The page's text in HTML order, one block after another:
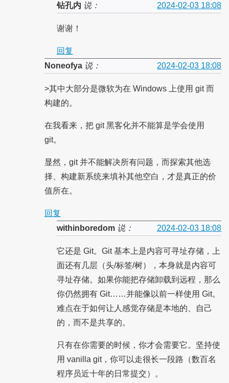
钻孔内 说： 2024-02-03 18:08
谢谢！
回复
Noneofya说： 2024-02-03 18:08
>其中大部分是微软为在 Windows 上使用 git 而
构建的。
在我看来，把 git 黑客化并不能算是学会使用
git。
显然，git 并不能解决所有问题，而探索其他选
择、构建新系统来填补其他空白，才是真正的价
值所在。
回复
withinboredom说： 2024-02-03 18:08
它还是 Git。Git 基本上是内容可寻址存储，上
面还有几层（头/标签/树），本身就是内容可
寻址存储。如果你能把存储卸载到远程，那么
你仍然拥有 Git……并能像以前一样使用 Git。
难点在于如何让人感觉存储是本地的、自己
的，而不是共享的。
只有在你需要的时候，你才会需要它。坚持使
用 vanilla git，你可以走很长一段路（数百名
程序员近十年的日常提交）。